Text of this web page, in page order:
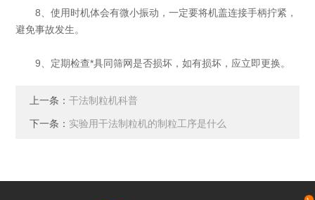
8、使用时机体会有微小振动，一定要将机盖连接手柄拧紧，
避免事故发生。
9、定期检查*具同筛网是否损坏，如有损坏，应立即更换。
上一条：干法制粒机科普
下一条： 实验用干法制粒机的制粒工序是什么